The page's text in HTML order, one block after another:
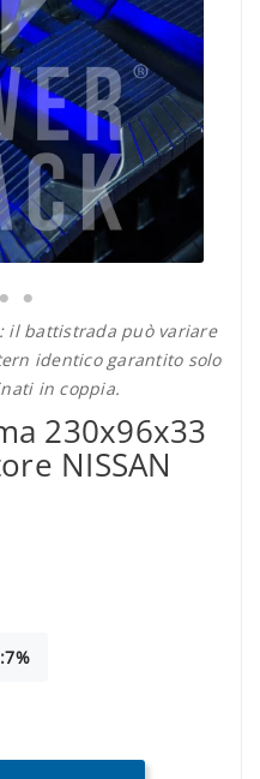
il battistrada può variare
identico garantito solo
in coppia.
230x96x33
NISSAN
7%